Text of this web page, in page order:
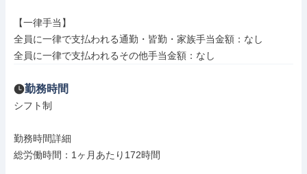
【一律手当】
全員に一律で支払われる通勤・皆勤・家族手当金額：なし
全員に一律で支払われるその他手当金額：なし
勤務時間
シフト制
勤務時間詳細
総労働時間：1ヶ月あたり172時間